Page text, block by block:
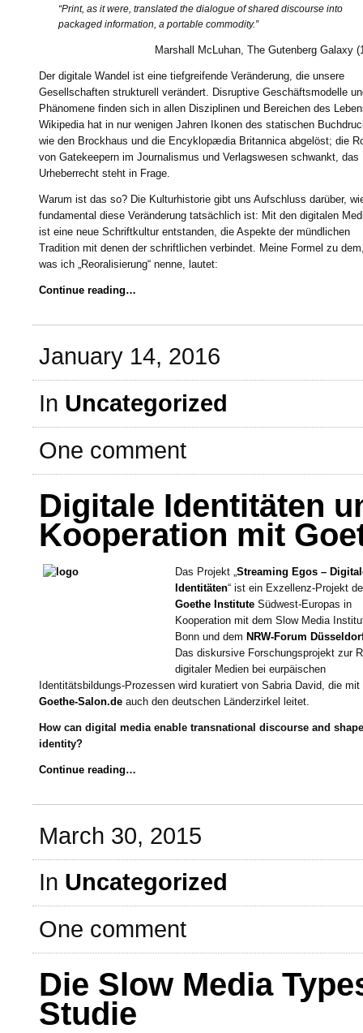
“Print, as it were, translated the dialogue of shared discourse into
packaged information, a portable commodity.”
Marshall McLuhan, The Gutenberg Galaxy
Der digitale Wandel ist eine tiefgreifende Veränderung, die unsere
Gesellschaften strukturell verändert. Disruptive Geschäftsmodelle
Phänomene finden sich in allen Disziplinen und Bereichen des
Wikipedia hat in nur wenigen Jahren Ikonen des statischen
wie den Brockhaus und die Encyklopædia Britannica abgelöst; die
von Gatekeepern im Journalismus und Verlagswesen schwankt, das
Urheberrecht steht in Frage.
Warum ist das so? Die Kulturhistorie gibt uns Aufschluss darüber,
fundamental diese Veränderung tatsächlich ist: Mit den digitalen
ist eine neue Schriftkultur entstanden, die Aspekte der mündlichen
Tradition mit denen der schriftlichen verbindet. Meine Formel zu
was ich „Reoralisierung“ nenne, lautet:
Continue reading…
January 14, 2016
In Uncategorized
One comment
Digitale Identitäten
Kooperation mit
Das Projekt „ Streaming Egos –
Identitäten“ ist ein Exzellenz-Projekt
Goethe Institute Südwest-Europas in
Kooperation mit dem Slow Media
Bonn und dem NRW-Forum
Das diskursive Forschungsprojekt zur
digitaler Medien bei eurpäischen
Identitätsbildungs-Prozessen wird kuratiert von Sabria David, die mit
Goethe-Salon.de auch den deutschen Länderzirkel leitet.
How can digital media enable transnational discourse and shape
identity?
Continue reading…
March 30, 2015
In Uncategorized
One comment
Die Slow Media
Studie